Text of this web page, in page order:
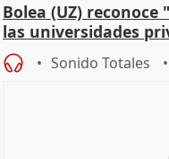
Bolea (UZ)
las universidades
Sonido Totales